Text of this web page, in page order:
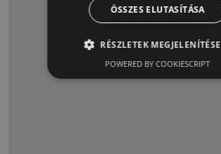
Csiba András novellának beillő
írásával köszönünk el Szeiffert
ÖSSZES ELUTASÍTÁSA
RÉSZLETEK MEGJELENÍTÉSE
POWERED BY COOKIESCRIPT